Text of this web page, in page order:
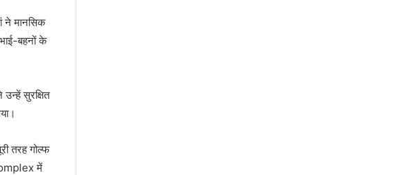
ने मानसिक
बहनों के
सुरक्षित
तरह गोल्फ
में